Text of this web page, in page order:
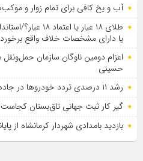
آب و یخ کافی برای تمام زوار و
طلای ۱۸ عیار یا
یا دارای مشخصات خلاف واقع
اعزام دومین ناوگان سازمان حمل‌ونقل
حسینی
رشد ۱۱ درصدی تردد خودروها در جاده‌های مسیر زوار اربعین در کرمانشاه
گیر کار ثبت جهانی تاق‌بستان
بازدید بامدادی شهردار کرمانشاه از